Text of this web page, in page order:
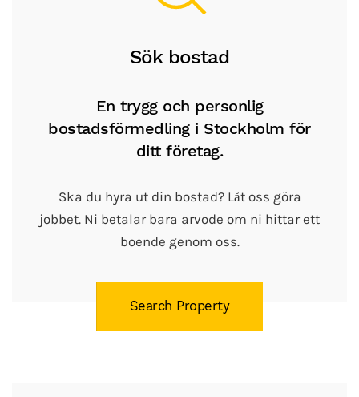
Sök bostad
En trygg och personlig
bostadsförmedling i Stockholm för
ditt företag.
Ska du hyra ut din bostad? Låt oss göra
jobbet. Ni betalar bara arvode om ni hittar ett
boende genom oss.
Search Property